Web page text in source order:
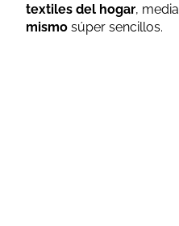
textiles del hogar,
mismo súper sencillos.